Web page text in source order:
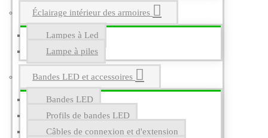
Éclairage intérieur des armoires
Lampes à Led
Lampe à piles
Bandes LED et accessoires
Bandes LED
Profils de bandes LED
Câbles de connexion et d'extension